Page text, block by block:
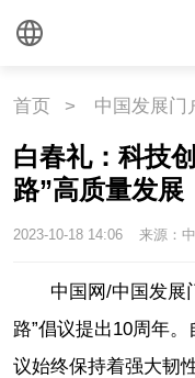
首页 > 中国发展门
白春礼：科技
路”高质量发展
2023-10-18 14:06 来源：
中国网/中国发展
路”倡议提出10周年
议始终保持着强大韧